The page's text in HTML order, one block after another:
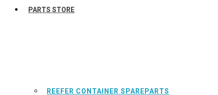
PARTS STORE
REEFER CONTAINER SPAREPARTS